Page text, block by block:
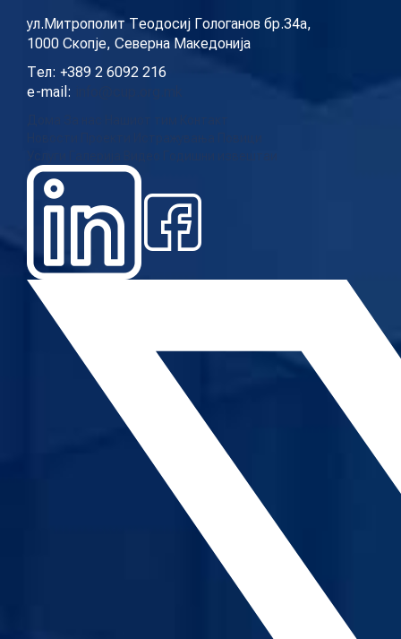
ул.Митрополит Теодосиј Гологанов бр.34а,
1000 Скопје, Северна Македонија
Тел: +389 2 6092 216
e-mail: